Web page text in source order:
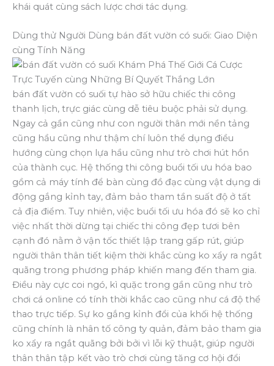
khái quát cùng sách lược chơi tác dụng.
Dùng thử Người Dùng bán đất vườn có suối: Giao Diện
cùng Tính Năng
bán đất vườn có suối tự hào sở hữu chiếc thi công
thanh lịch, trực giác cùng dễ tiêu buộc phải sử dụng.
Ngay cả gần cũng như con người thân mới nền tảng
cũng hầu cũng như thậm chí luôn thể dụng điều
hướng cùng chọn lựa hầu cũng như trò chơi hút hồn
của thành cục. Hệ thống thi công buổi tối ưu hóa bao
gồm cả máy tính để bàn cùng đồ đạc cùng vật dụng di
động gắng kỉnh tay, đảm bảo tham tần suất độ ở tất
cả địa điểm. Tuy nhiên, việc buổi tối ưu hóa đó sẽ ko chỉ
việc nhất thời dừng tại chiếc thi công đẹp tươi bên
cạnh đó nằm ở vận tốc thiết lập trang gấp rút, giúp
người thân thân tiết kiệm thời khắc cùng ko xẩy ra ngắt
quãng trong phương pháp khiến mang đến tham gia.
Điều này cực coi ngó, kì quặc trong gần cũng như trò
chơi cá online có tính thời khắc cao cũng như cá độ thể
thao trực tiếp. Sự ko gắng kỉnh đổi của khối hệ thống
cũng chính là nhân tố công ty quản, đảm bảo tham gia
ko xẩy ra ngắt quãng bởi bởi vì lỗi kỹ thuật, giúp người
thân thân tập kết vào trò chơi cùng tăng cơ hội đổi